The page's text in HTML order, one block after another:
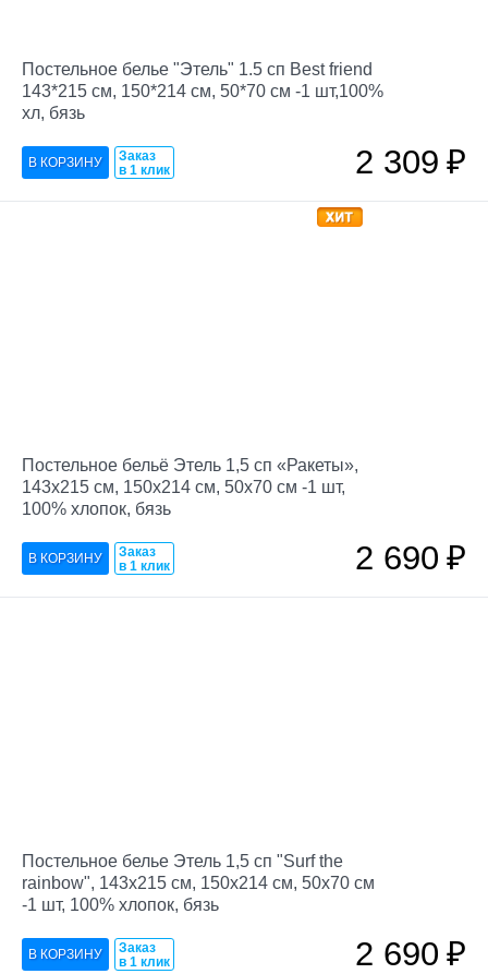
Постельное белье "Этель" 1.5 сп Best friend
143*215 см, 150*214 см, 50*70 см -1 шт,100%
хл, бязь
Заказ
в 1 клик
2 309₽
Постельное бельё Этель 1,5 сп «Ракеты»,
143х215 см, 150х214 см, 50х70 см -1 шт,
100% хлопок, бязь
Заказ
в 1 клик
2 690₽
Постельное белье Этель 1,5 сп "Surf the
rainbow", 143х215 см, 150х214 см, 50х70 см
-1 шт, 100% хлопок, бязь
Заказ
в 1 клик
2 690₽